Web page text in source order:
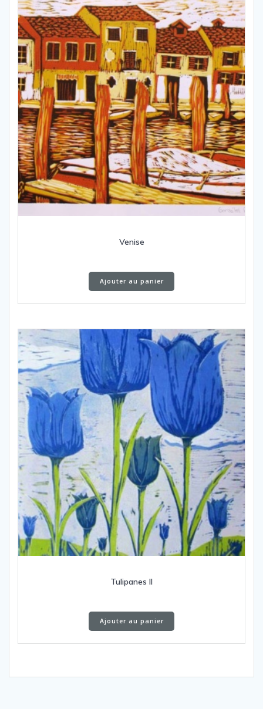
Venise
Ajouter au panier
Tulipanes II
Ajouter au panier